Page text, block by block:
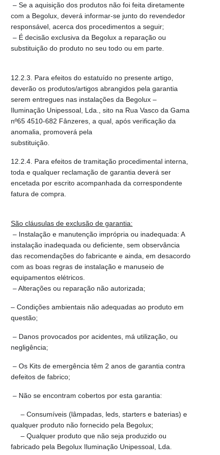
– Se a aquisição dos produtos não foi feita diretamente
com a Begolux, deverá informar-se junto do revendedor
responsável, acerca dos procedimentos a seguir;
– É decisão exclusiva da Begolux a reparação ou
substituição do produto no seu todo ou em parte.
12.2.3. Para efeitos do estatuído no presente artigo,
deverão os produtos/artigos abrangidos pela garantia
serem entregues nas instalações da Begolux –
Iluminação Unipessoal, Lda., sito na Rua Vasco da Gama
nº65 4510-682 Fânzeres, a qual, após verificação da
anomalia, promoverá pela
substituição.
12.2.4. Para efeitos de tramitação procedimental interna,
toda e qualquer reclamação de garantia deverá ser
encetada por escrito acompanhada da correspondente
fatura de compra.
São cláusulas de exclusão de garantia:
– Instalação e manutenção imprópria ou inadequada: A
instalação inadequada ou deficiente, sem observância
das recomendações do fabricante e ainda, em desacordo
com as boas regras de instalação e manuseio de
equipamentos elétricos.
– Alterações ou reparação não autorizada;
– Condições ambientais não adequadas ao produto em
questão;
– Danos provocados por acidentes, má utilização, ou
negligência;
– Os Kits de emergência têm 2 anos de garantia contra
defeitos de fabrico;
– Não se encontram cobertos por esta garantia:
– Consumíveis (lâmpadas, leds, starters e baterias) e
qualquer produto não fornecido pela Begolux;
– Qualquer produto que não seja produzido ou
fabricado pela Begolux Iluminação Unipessoal, Lda.